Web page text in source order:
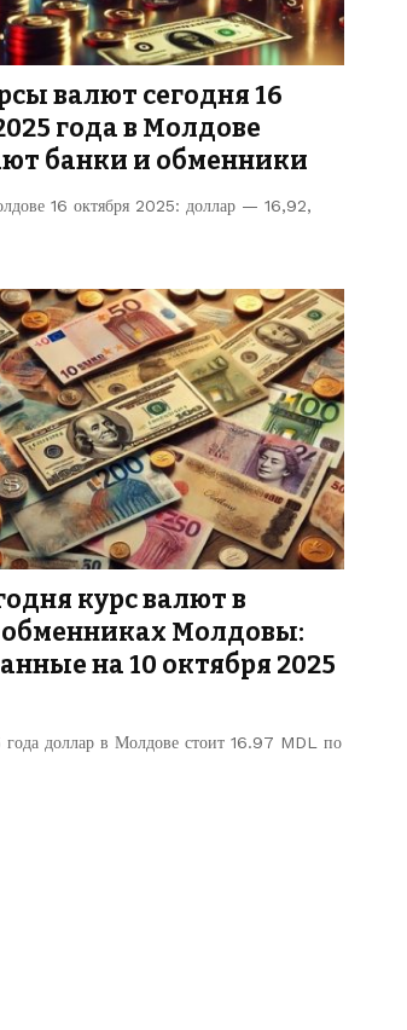
валют сегодня 16
года в Молдове
банки и обменники
16 октября 2025: доллар — 16,92,
курс валют в
обменниках Молдовы:
на 10 октября 2025
года доллар в Молдове стоит 16.97 MDL по